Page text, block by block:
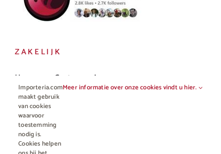
ZAKELIJK
Horeca en Gastronomie
Vakhandel
Importeria.com
maakt gebruik
van cookies
waarvoor
toestemming
nodig is.
Cookies helpen
Meer informatie over onze cookies vindt u hier.